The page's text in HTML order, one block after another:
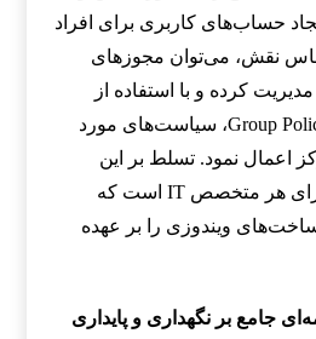
حساب‌های کاربری برای افراد
نقش، می‌توان مجوزهای
کرده و با استفاده از
واحدهای سازمانی و Group Policy، سیاست‌های مورد
اعمال نمود. تسلط بر این
حوزه، مهارتی کلیدی برای هر متخصص IT است که
ویندوزی را بر عهده
جامع بر نگهداری و پایداری